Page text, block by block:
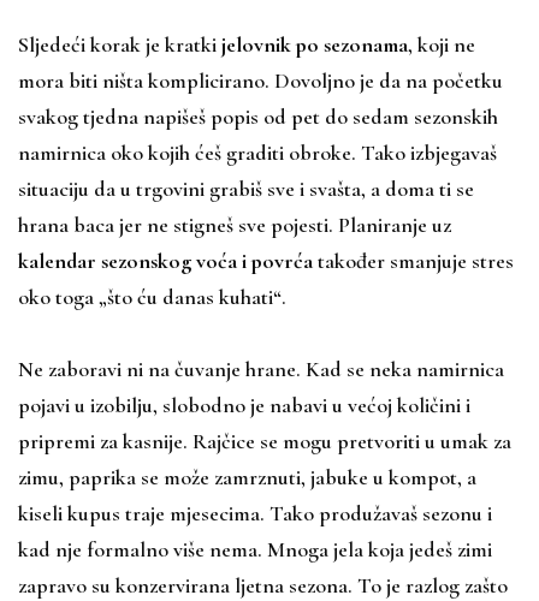
Sljedeći korak je kratkijelovnik po sezonama, koji ne
mora biti ništa komplicirano. Dovoljno je da na početku
svakog tjedna napišeš popis od pet do sedam sezonskih
namirnica oko kojih ćeš graditi obroke. Tako izbjegavaš
situaciju da u trgovini grabiš sve i svašta, a doma ti se
hrana baca jer ne stigneš sve pojesti. Planiranje uz
kalendar sezonskog voća i povrćatakođer smanjuje stres
oko toga „što ću danas kuhati“.
Ne zaboravi ni na čuvanje hrane. Kad se neka namirnica
pojavi u izobilju, slobodno je nabavi u većoj količini i
pripremi za kasnije. Rajčice se mogu pretvoriti u umak za
zimu, paprika se može zamrznuti, jabuke u kompot, a
kiseli kupus traje mjesecima. Tako produžavaš sezonu i
kad nje formalno više nema. Mnoga jela koja jedeš zimi
zapravo su konzervirana ljetna sezona. To je razlog zašto